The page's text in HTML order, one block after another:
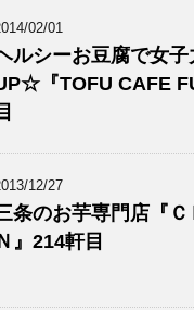
02/01
ルシーお豆腐で女子
『TOFU CAFE
12/27
条のお芋専門店『Ｃ
Ｎ』214軒目